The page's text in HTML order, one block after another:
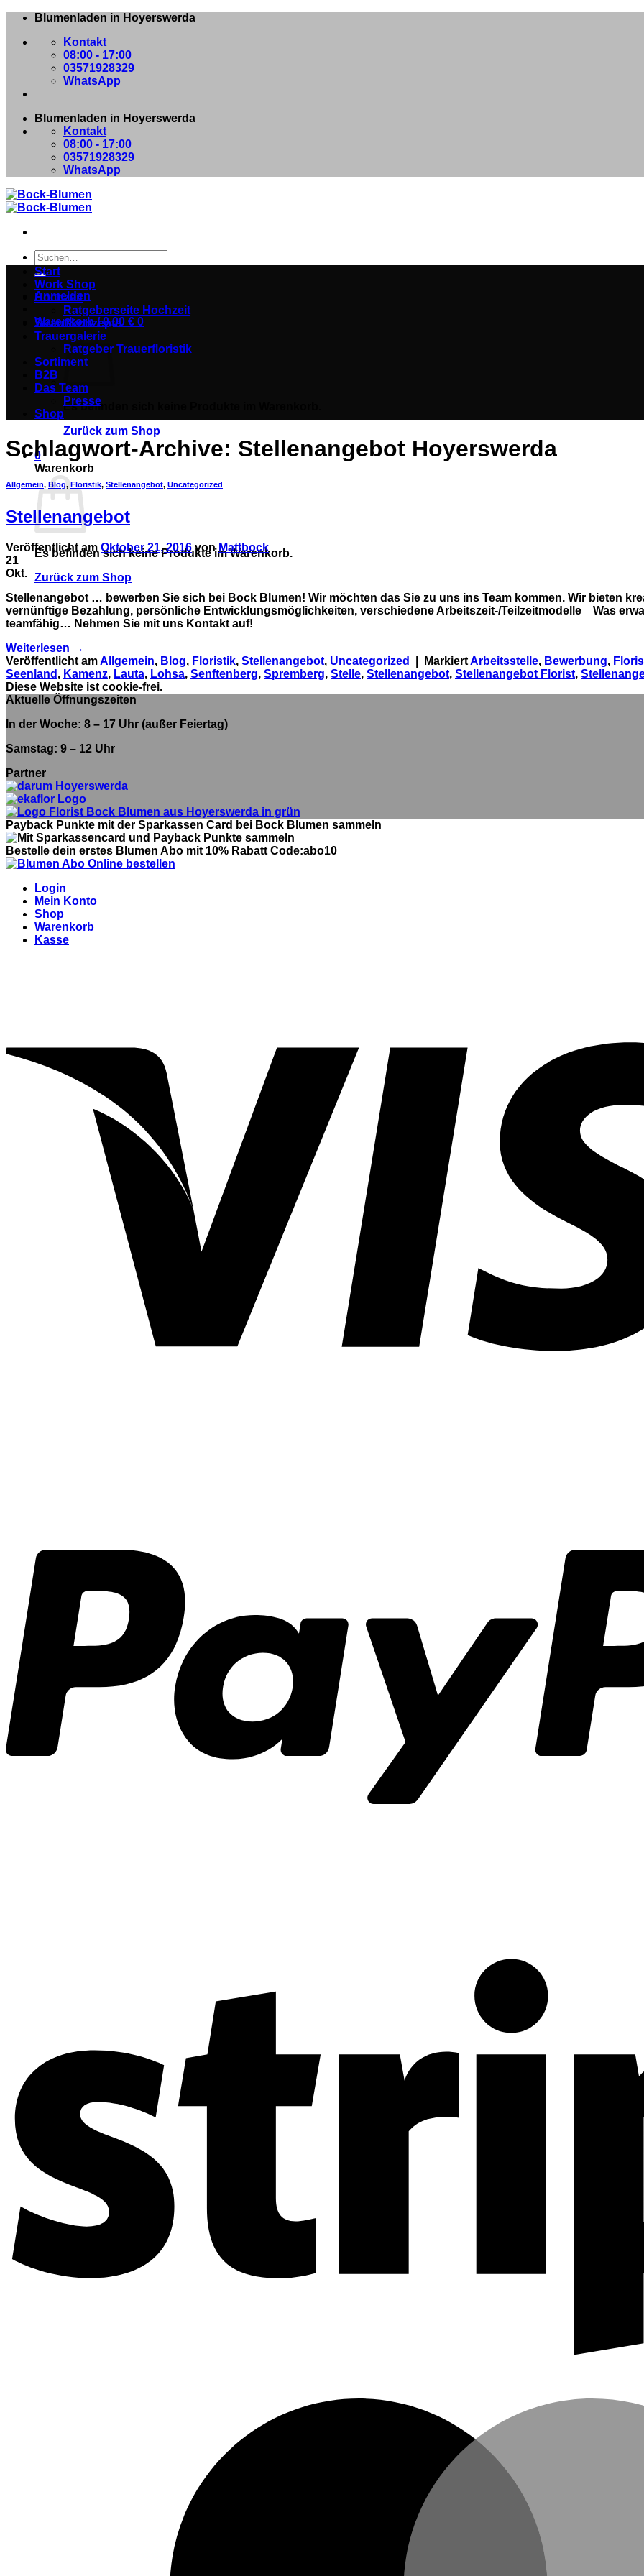
Zum
springen
Blumenladen in Hoyerswerda
Kontakt
08:00 - 17:00
03571928329
WhatsApp
Blumenladen in Hoyerswerda
Kontakt
08:00 - 17:00
03571928329
WhatsApp
Suchen
nach:
Anmelden
Warenkorb /0,00 € 0
Es befinden sich keine Produkte im Warenkorb.
Zurück zum Shop
0
Warenkorb
Es befinden sich keine Produkte im Warenkorb.
Zurück zum Shop
Start
Work Shop
Hochzeit
Ratgeberseite Hochzeit
Straußkonzepte
Trauergalerie
Ratgeber Trauerfloristik
Sortiment
B2B
Das Team
Presse
Shop
Schlagwort-Archive: Stellenangebot Hoyerswerda
Allgemein, Blog, Floristik, Stellenangebot, Uncategorized
Stellenangebot
Veröffentlicht am Oktober 21, 2016 von Mattbock
21
Okt.
Stellenangebot … bewerben Sie sich bei Bock Blumen! Wir möchten das Sie zu uns ins Team kommen. Wir bieten
vernünftige Bezahlung, persönliche Entwicklungsmöglichkeiten, verschiedene Arbeitszeit-/Teilzeitmodelle Was
teamfähig… Nehmen Sie mit uns Kontakt auf!
Weiterlesen →
Veröffentlicht amAllgemein, Blog, Floristik, Stellenangebot, Uncategorized MarkiertArbeitsstelle, Bewerbung,
Seenland , Kamenz, Lauta, Lohsa, Senftenberg, Spremberg, Stelle, Stellenangebot, Stellenangebot Florist,
Diese Website ist cookie-frei.
Aktuelle Öffnungszeiten
In der Woche: 8 – 17 Uhr (außer Feiertag)
Samstag: 9 – 12 Uhr
Partner
Payback Punkte mit der Sparkassen Card bei Bock Blumen sammeln
Bestelle dein erstes Blumen Abo mit 10% Rabatt Code:abo10
Login
Mein Konto
Shop
Warenkorb
Kasse